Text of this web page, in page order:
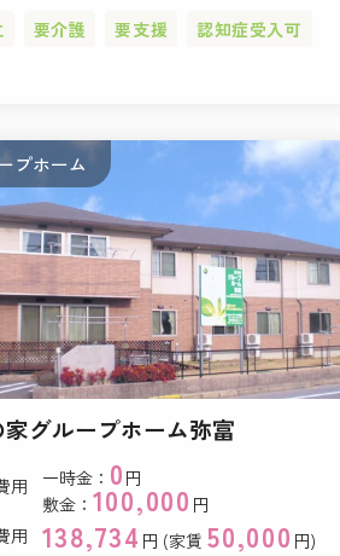
要介護 要支援 認知症受入可
プホーム
家グループホーム弥富
用 一時金： 0 円
敷金： 100,000 円
用
138,734 円 (家賃 50,000 円)